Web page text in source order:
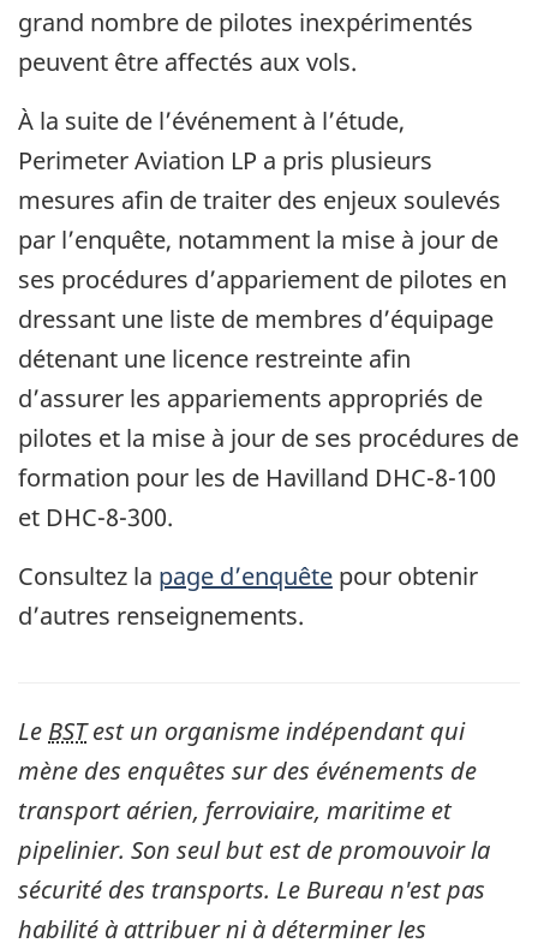
grand nombre de pilotes inexpérimentés
peuvent être affectés aux vols.
À la suite de l’événement à l’étude,
Perimeter Aviation LP a pris plusieurs
mesures afin de traiter des enjeux soulevés
par l’enquête, notamment la mise à jour de
ses procédures d’appariement de pilotes en
dressant une liste de membres d’équipage
détenant une licence restreinte afin
d’assurer les appariements appropriés de
pilotes et la mise à jour de ses procédures de
formation pour les de Havilland DHC-8-100
et DHC-8-300.
Consultez la page d’enquête pour obtenir
d’autres renseignements.
Le BSTest un organisme indépendant qui
mène des enquêtes sur des événements de
transport aérien, ferroviaire, maritime et
pipelinier. Son seul but est de promouvoir la
sécurité des transports. Le Bureau n'est pas
habilité à attribuer ni à déterminer les